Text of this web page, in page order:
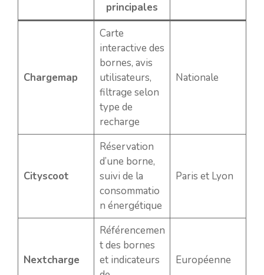
principales
Chargemap
Carte
interactive des
bornes, avis
utilisateurs,
filtrage selon
type de
recharge
Nationale
Cityscoot
Réservation
d’une borne,
suivi de la
consommatio
n énergétique
Paris et Lyon
Nextcharge
Référencemen
t des bornes
et indicateurs
Européenne